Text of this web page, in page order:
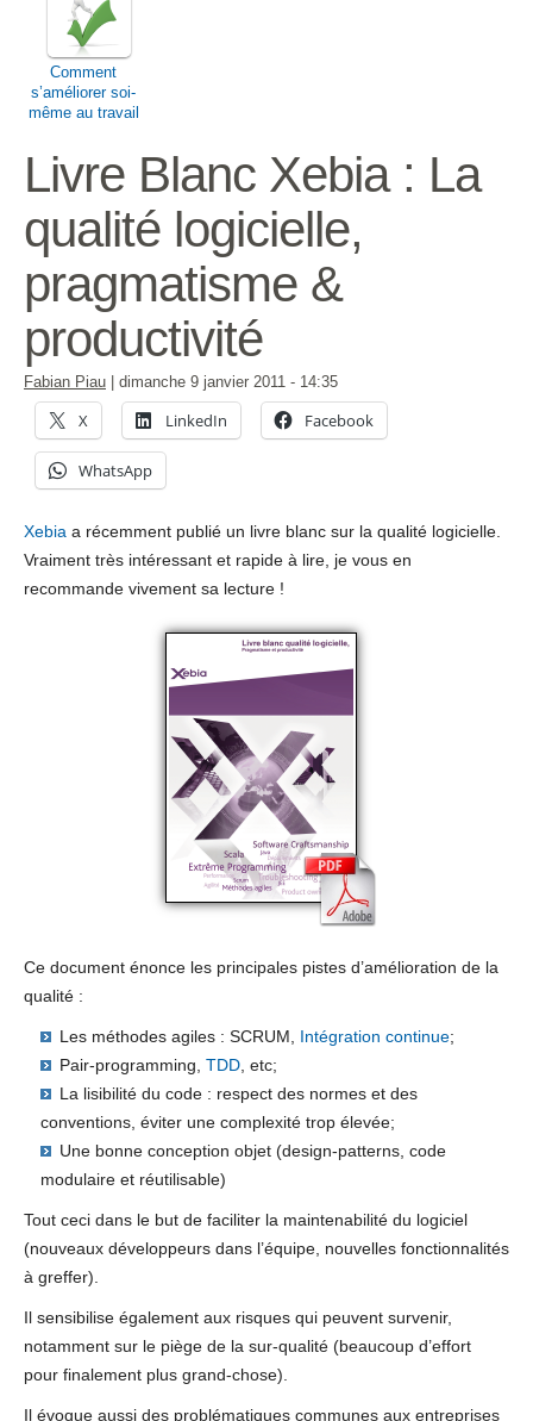
Comment
s’améliorer soi-
même au travail
tous les jours?
Livre Blanc Xebia : La
qualité logicielle,
pragmatisme &
productivité
Fabian Piau dimanche 9 janvier 2011 - 14:35
X LinkedIn Facebook
WhatsApp
Xebia a récemment publié un livre blanc sur la qualité logicielle.
Vraiment très intéressant et rapide à lire, je vous en
recommande vivement sa lecture !
Ce document énonce les principales pistes d’amélioration de la
qualité :
Les méthodes agiles : SCRUM, Intégration continue;
Pair-programming, TDD, etc;
La lisibilité du code : respect des normes et des
conventions, éviter une complexité trop élevée;
Une bonne conception objet (design-patterns, code
modulaire et réutilisable)
Tout ceci dans le but de faciliter la maintenabilité du logiciel
(nouveaux développeurs dans l’équipe, nouvelles fonctionnalités
à greffer).
Il sensibilise également aux risques qui peuvent survenir,
notamment sur le piège de la sur-qualité (beaucoup d’effort
pour finalement plus grand-chose).
Il évoque aussi des problématiques communes aux entreprises